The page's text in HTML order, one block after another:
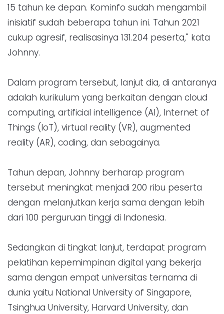
15 tahun ke depan. Kominfo sudah mengambil
inisiatif sudah beberapa tahun ini. Tahun 2021
cukup agresif, realisasinya 131.204 peserta," kata
Johnny.
Dalam program tersebut, lanjut dia, di antaranya
adalah kurikulum yang berkaitan dengan cloud
computing, artificial intelligence (AI), Internet of
Things (IoT), virtual reality (VR), augmented
reality (AR), coding, dan sebagainya.
Tahun depan, Johnny berharap program
tersebut meningkat menjadi 200 ribu peserta
dengan melanjutkan kerja sama dengan lebih
dari 100 perguruan tinggi di Indonesia.
Sedangkan di tingkat lanjut, terdapat program
pelatihan kepemimpinan digital yang bekerja
sama dengan empat universitas ternama di
dunia yaitu National University of Singapore,
Tsinghua University, Harvard University, dan